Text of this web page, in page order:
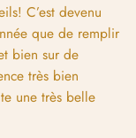
C’est devenu
que de remplir
bien sur de
très bien
une très belle